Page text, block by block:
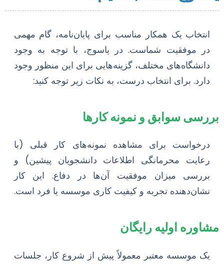
انتخاب یک همکار مناسب برای پایان‌نامه، گام مهمی
در موفقیت شماست. در یاسوج، با توجه به وجود
دانشگاه‌های مختلف، گزینه‌هایی برای این منظور وجود
دارد. برای انتخاب درست، به نکات زیر توجه کنید:
بررسی سوابق و نمونه کارها
درخواست برای مشاهده نمونه‌های کار قبلی (با
رعایت محرمانگی اطلاعات دانشجویان پیشین) و
بررسی میزان موفقیت آن‌ها در دفاع. این کار
نشان‌دهنده تجربه و کیفیت کاری موسسه یا فرد است.
مشاوره اولیه رایگان
یک موسسه معتبر معمولاً پیش از شروع کار، جلسات